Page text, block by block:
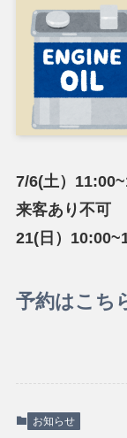
7/6(土）
来客あり不可
21(日）
予約はこち
お知らせ